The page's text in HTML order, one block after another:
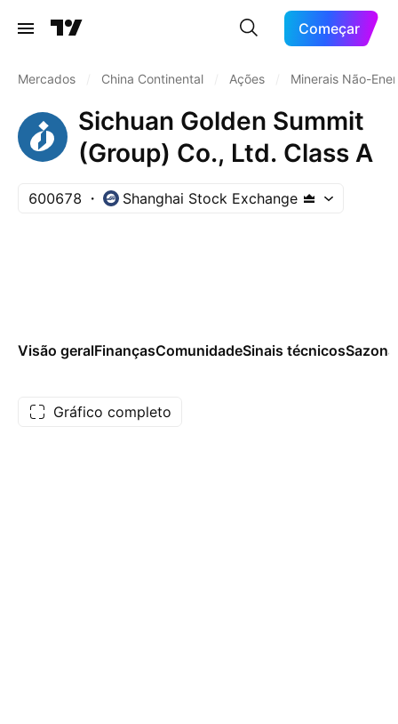
Começar
Mercados China Continental Ações Minerais Não-
Sichuan Golden Summit
(Group) Co., Ltd. Class A
600678 Shanghai Stock Exchange
Visão geralFinançasComunidadeSinais técnicos
Gráfico completo